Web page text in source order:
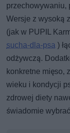
przechowywaniu,
Wersje z wysoką
(jak w PUPIL
sucha-dla-psa )
odżywczą.
konkretne mięso,
wieku i kondycji
zdrowej diety
świadomie